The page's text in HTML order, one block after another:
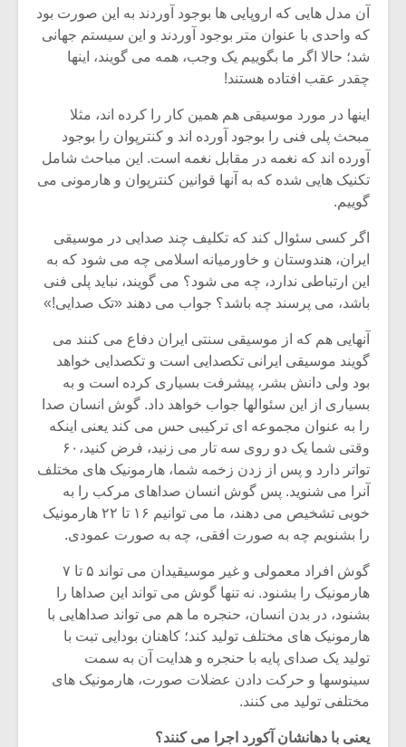
آن مدل هایی که اروپایی ها بوجود آوردند به این صورت بود
که واحدی با عنوان متر بوجود آوردند و این سیستم جهانی
شد؛ حالا اگر ما بگوییم یک وجب، همه می گویند، اینها
چقدر عقب افتاده هستند!
اینها در مورد موسیقی هم همین کار را کرده اند، مثلا
مبحث پلی فنی را بوجود آورده اند و کنترپوان را بوجود
آورده اند که نغمه در مقابل نغمه است. این مباحث شامل
تکنیک هایی شده که به آنها قوانین کنترپوان و هارمونی می
گوییم.
اگر کسی سئوال کند که تکلیف چند صدایی در موسیقی
ایران، هندوستان و خاورمیانه اسلامی چه می شود که به
این ارتباطی ندارد، چه می شود؟ می گویند، نباید پلی فنی
باشد، می پرسند چه باشد؟ جواب می دهند «تک صدایی!»
آنهایی هم که از موسیقی سنتی ایران دفاع می کنند می
گویند موسیقی ایرانی تکصدایی است و تکصدایی خواهد
بود ولی دانش بشر، پیشرفت بسیاری کرده است و به
بسیاری از این سئوالها جواب خواهد داد. گوش انسان صدا
را به عنوان مجموعه ای ترکیبی حس می کند یعنی اینکه
وقتی شما یک دو روی سه تار می زنید، فرض کنید،۶۰
تواتر دارد و پس از زدن زخمه شما، هارمونیک های مختلف
آنرا می شنوید. پس گوش انسان صداهای مرکب را به
خوبی تشخیص می دهند، ما می توانیم ۱۶ تا ۲۲ هارمونیک
را بشنویم چه به صورت افقی، چه به صورت عمودی.
گوش افراد معمولی و غیر موسیقیدان می تواند ۵ تا ۷
هارمونیک را بشنود. نه تنها گوش می تواند این صداها را
بشنود، در بدن انسان، حنجره ما هم می تواند صداهایی با
هارمونیک های مختلف تولید کند؛ کاهنان بودایی تبت با
تولید یک صدای پایه با حنجره و هدایت آن به سمت
سینوسها و حرکت دادن عضلات صورت، هارمونیک های
مختلفی تولید می کنند.
یعنی با دهانشان آکورد اجرا می کنند؟
متن فیلم «متری
شیش و نیم»
اگر نمی توانی
بدنام ترین باش
موسیقی
برگزار